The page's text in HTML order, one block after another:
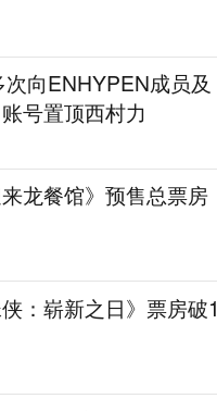
向ENHYPEN成员及
号置顶西村力
龙餐馆》预售总票房
：崭新之日》票房破1